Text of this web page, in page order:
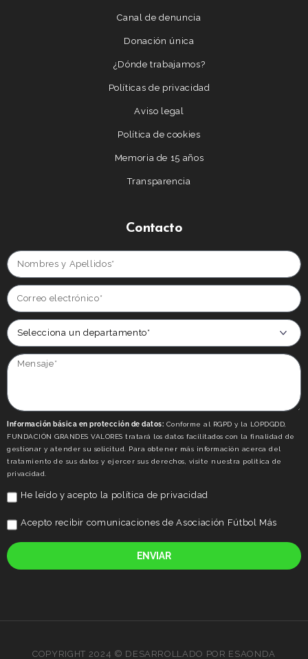
Canal de denuncia
Donación única
¿Dónde trabajamos?
Políticas de privacidad
Aviso legal
Política de cookies
Memoria de 15 años
Transparencia
Contacto
Información básica en protección de datos: Conforme al RGPD y la LOPDGDD,
FUNDACIÓN GRANDES VALORES tratará los datos facilitados con la finalidad de
gestionar y atender su solicitud. Para obtener más información acerca del
tratamiento de sus datos y ejercer sus derechos, visite nuestra politica de
privacidad.
He leído y acepto la política de privacidad
Acepto recibir comunicaciones de Asociación Fútbol Más
ENVIAR
COPYRIGHT 2024 © DESARROLLADO POR ESAONDA